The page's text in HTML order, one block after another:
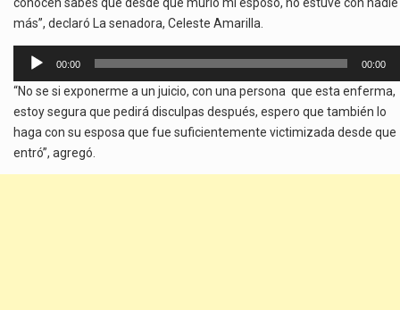
más”, declaró La senadora, Celeste Amarilla.
Reproductor
audio
00:00 00:00
“No se si exponerme a un juicio, con una persona que esta enferma,
estoy segura que pedirá disculpas después, espero que también lo
haga con su esposa que fue suficientemente victimizada desde que
entró”, agregó.